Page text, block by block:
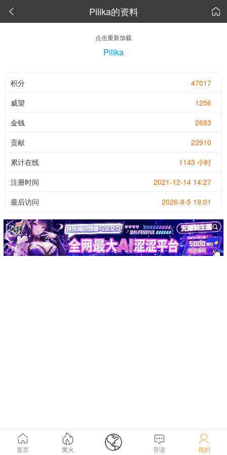
 Pilika的资料 
点击重新加载
Pilika
47017
积分
1256
威望
2683
金钱
22910
贡献
1143 小时
累计在线
2021-12-14 14:27
注册时间
2026-8-5 19:01
最后访问

首页

篝火  
导读

我的